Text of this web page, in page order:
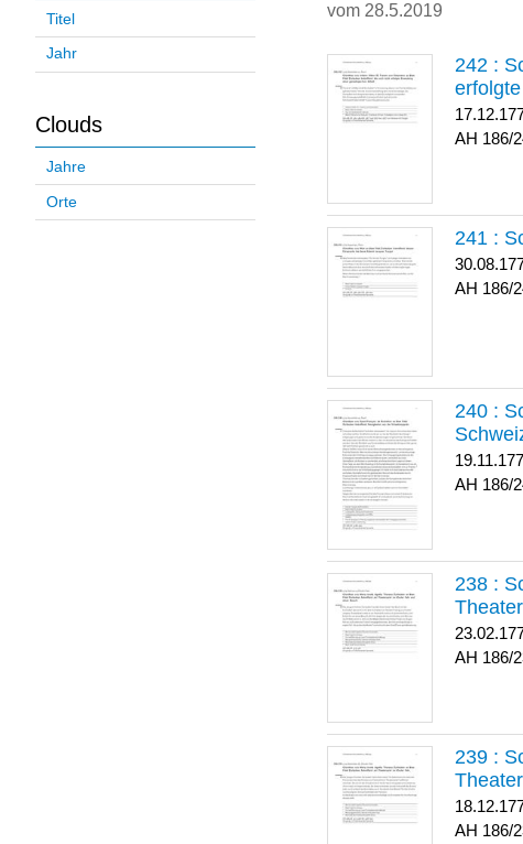
Titel
Jahr
Clouds
Jahre
Orte
vom 28.5.2019
242 :
186/
241 :
186/
240 :
186/
238 :
186/
239 :
186/